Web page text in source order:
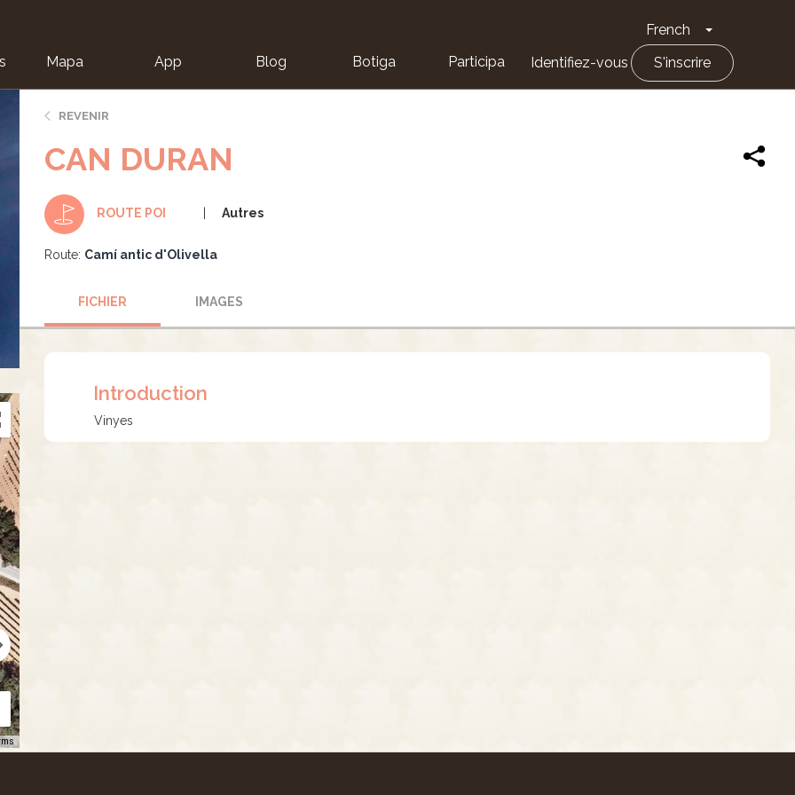
French Toggle
Mapa App Blog Botiga Participa Identifiez-vous S'inscrire
REVENIR
CAN DURAN
ROUTE POI Autres
Route: Camí antic d'Olivella
FICHIER IMAGES
Introduction
Vinyes